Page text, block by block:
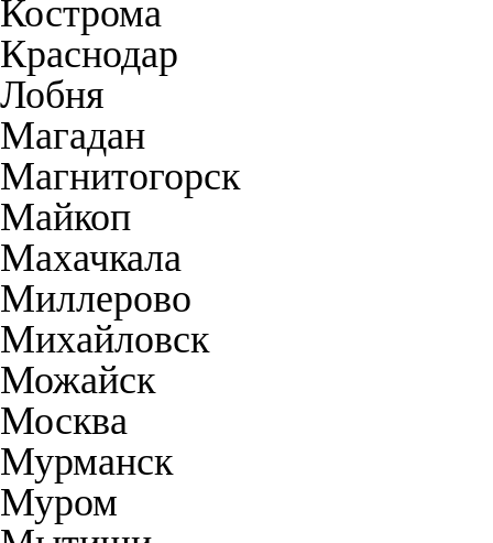
Кострома
Краснодар
Лобня
Магадан
Магнитогорск
Майкоп
Махачкала
Миллерово
Михайловск
Можайск
Москва
Мурманск
Муром